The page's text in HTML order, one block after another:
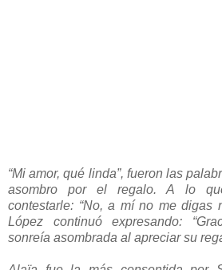
“Mi amor, qué linda”, fueron las
asombro por el regalo. A lo
contestarle: “No, a mí no me digas
López continuó expresando:
sonreía asombrada al apreciar su